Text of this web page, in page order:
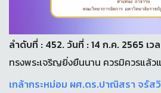
ลำดับที่ : 452. วันที่ : 14 ก.ค. 2565 เว
ทรงพระเจริญยิ่งยืนนาน ควรมิควรแล้ว
เกล้ากระหม่อม ผศ.ดร.ปาณิสรา จรั